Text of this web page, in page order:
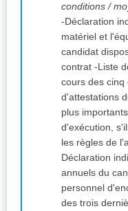
conditions /
-Déclaration
matériel et
candidat
contrat -Liste des travaux exécutés au
cours des cinq
d'attestations
plus
d'exécution,
les règles de
Déclaration
annuels du
personnel
des trois